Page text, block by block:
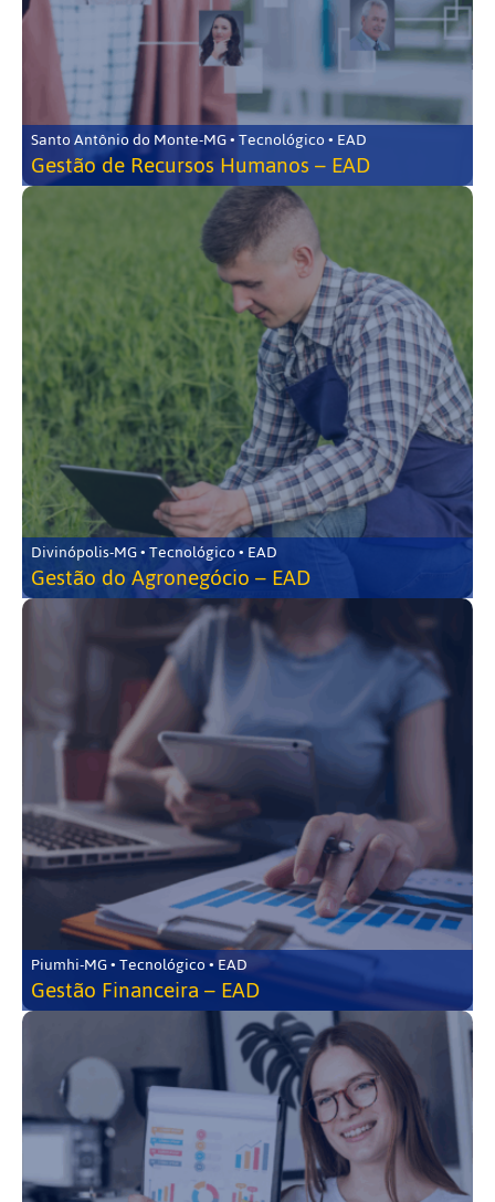
Santo Antônio do Monte-MG • Tecnológico • EAD
Gestão de Recursos Humanos – EAD
Divinópolis-MG • Tecnológico • EAD
Gestão do Agronegócio – EAD
Piumhi-MG • Tecnológico • EAD
Gestão Financeira – EAD